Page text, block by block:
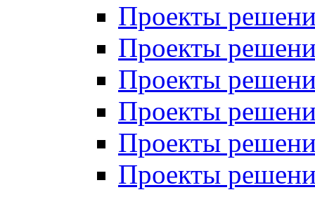
Проекты
Проекты
Проекты
Проекты
Проекты
Проекты